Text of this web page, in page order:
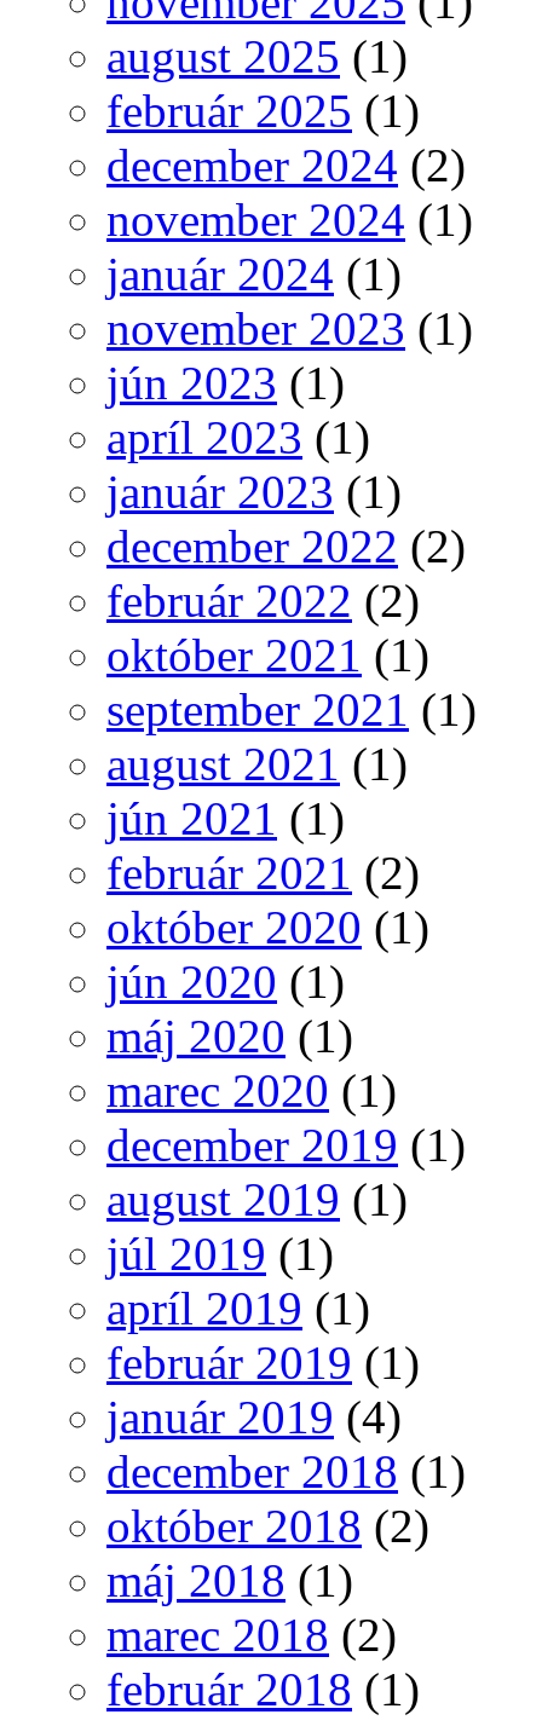
august 2025 (1)
február 2025 (1)
december 2024 (2)
november 2024 (1)
január 2024 (1)
november 2023 (1)
jún 2023 (1)
apríl 2023 (1)
január 2023 (1)
december 2022 (2)
február 2022 (2)
október 2021 (1)
september 2021 (1)
august 2021 (1)
jún 2021 (1)
február 2021 (2)
október 2020 (1)
jún 2020 (1)
máj 2020 (1)
marec 2020 (1)
december 2019 (1)
august 2019 (1)
júl 2019 (1)
apríl 2019 (1)
február 2019 (1)
január 2019 (4)
december 2018 (1)
október 2018 (2)
máj 2018 (1)
marec 2018 (2)
február 2018 (1)